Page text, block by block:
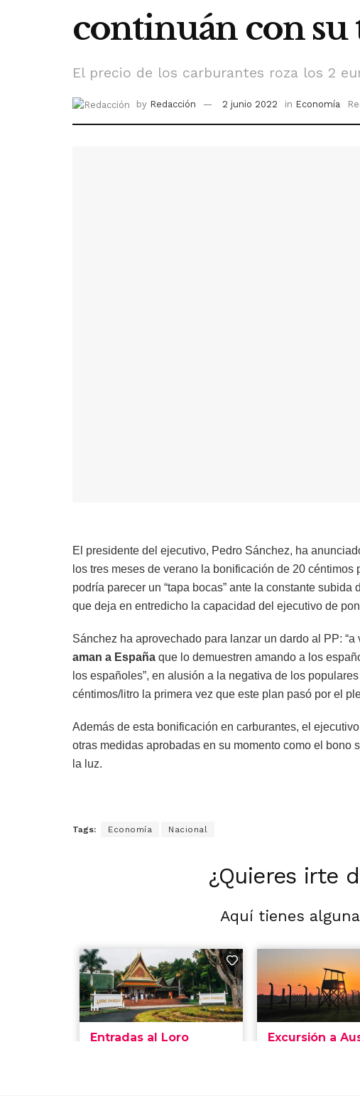
continuán con su
El precio de los carburantes roza los 2
by Redacción 2 junio 2022 in Economía
El presidente del ejecutivo, Pedro Sánchez, ha
los tres meses de verano la bonificación de 20
podría parecer un “tapa bocas” ante la constante
que deja en entredicho la capacidad del ejecutivo de
Sánchez ha aprovechado para lanzar un dardo al PP:
aman a España que lo demuestren amando a los
los españoles”, en alusión a la negativa de los
céntimos/litro la primera vez que este plan pasó por el
Además de esta bonificación en carburantes, el
otras medidas aprobadas en su momento como el bono
la luz.
Tags: Economía Nacional
¿Quieres irte
Aquí tienes